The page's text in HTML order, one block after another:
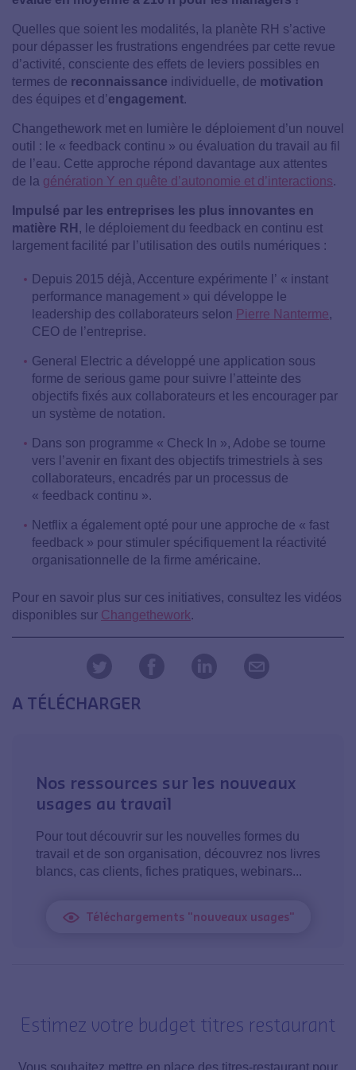
Quelles que soient les modalités, la planète RH s’active
pour dépasser les frustrations engendrées par cette revue
d’activité, consciente des effets de leviers possibles en
termes de reconnaissance individuelle, de motivation
des équipes et d’engagement.
Changethework met en lumière le déploiement d’un nouvel
outil : le « feedback continu » ou évaluation du travail au fil
de l’eau. Cette approche répond davantage aux attentes
de la génération Y en quête d’autonomie et d’interactions.
Impulsé par les entreprises les plus innovantes en
matière RH , le déploiement du feedback en continu est
largement facilité par l’utilisation des outils numériques :
Depuis 2015 déjà, Accenture expérimente l’ « instant
performance management » qui développe le
leadership des collaborateurs selon Pierre Nanterme,
CEO de l’entreprise.
General Electric a développé une application sous
forme de serious game pour suivre l’atteinte des
objectifs fixés aux collaborateurs et les encourager par
un système de notation.
Dans son programme « Check In », Adobe se tourne
vers l’avenir en fixant des objectifs trimestriels à ses
collaborateurs, encadrés par un processus de
« feedback continu ».
Netflix a également opté pour une approche de « fast
feedback » pour stimuler spécifiquement la réactivité
organisationnelle de la firme américaine.
Pour en savoir plus sur ces initiatives, consultez les vidéos
disponibles sur Changethework.
A TÉLÉCHARGER
Nos ressources sur les nouveaux
usages au travail
Pour tout découvrir sur les nouvelles formes du
travail et de son organisation, découvrez nos livres
blancs, cas clients, fiches pratiques, webinars...
Téléchargements "nouveaux usages"
Estimez votre budget titres restaurant
Vous souhaitez mettre en place des titres-restaurant pour